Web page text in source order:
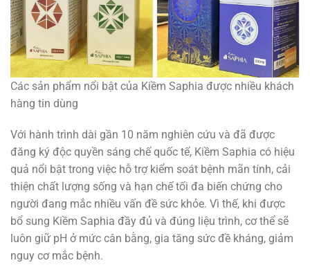
Các sản phẩm nổi bật của Kiềm Saphia được nhiều khách
hàng tin dùng
Với hành trình dài gần 10 năm nghiên cứu và đã được
đăng ký độc quyền sáng chế quốc tế, Kiềm Saphia có hiệu
quả nổi bật trong việc hỗ trợ kiểm soát bệnh mãn tính, cải
thiện chất lượng sống và hạn chế tối đa biến chứng cho
người đang mắc nhiều vấn đề sức khỏe. Vì thế, khi được
bổ sung Kiềm Saphia đầy đủ và đúng liệu trình, cơ thể sẽ
luôn giữ pH ở mức cân bằng, gia tăng sức đề kháng, giảm
nguy cơ mắc bệnh.